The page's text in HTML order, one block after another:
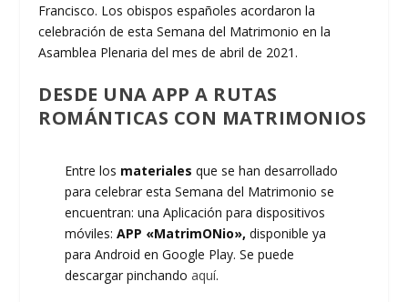
Francisco. Los obispos españoles acordaron la
celebración de esta Semana del Matrimonio en la
Asamblea Plenaria del mes de abril de 2021.
DESDE UNA APP A RUTAS
ROMÁNTICAS CON MATRIMONIOS
Entre los materiales que se han desarrollado
para celebrar esta Semana del Matrimonio se
encuentran: una Aplicación para dispositivos
móviles:APP «MatrimONio», disponible ya
para Android en Google Play. Se puede
descargar pinchandoaquí.